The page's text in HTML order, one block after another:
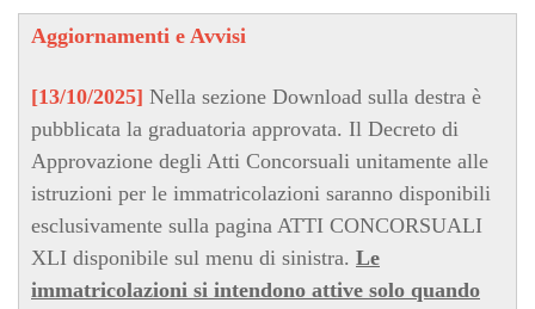
Aggiornamenti e Avvisi
[13/10/2025] Nella sezione Download sulla destra è
pubblicata la graduatoria approvata. Il Decreto di
Approvazione degli Atti Concorsuali unitamente alle
istruzioni per le immatricolazioni saranno disponibili
esclusivamente sulla pagina ATTI CONCORSUALI
XLI disponibile sul menu di sinistra. Le
immatricolazioni si intendono attive solo quando